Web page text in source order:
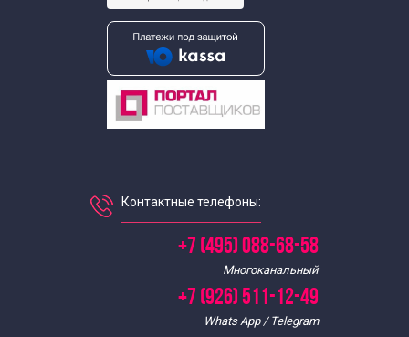
Контактные телефоны:
+7 (495) 088-68-58
Многоканальный
+7 (926) 511-12-49
Whats App / Telegram